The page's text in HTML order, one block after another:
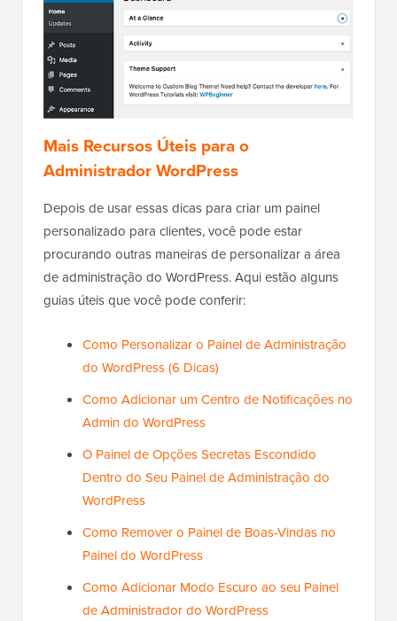
Mais Recursos Úteis para o
Administrador WordPress
Depois de usar essas dicas para criar um painel
personalizado para clientes, você pode estar
procurando outras maneiras de personalizar a área
de administração do WordPress. Aqui estão alguns
guias úteis que você pode conferir:
Como Personalizar o Painel de Administração
do WordPress (6 Dicas)
Como Adicionar um Centro de Notificações no
Admin do WordPress
O Painel de Opções Secretas Escondido
Dentro do Seu Painel de Administração do
WordPress
Como Remover o Painel de Boas-Vindas no
Painel do WordPress
Como Adicionar Modo Escuro ao seu Painel
de Administrador do WordPress